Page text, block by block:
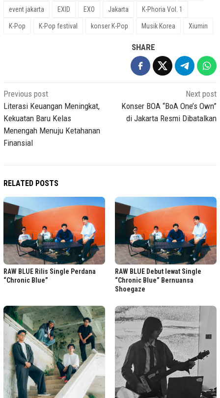
event jakarta EXID EXO Jakarta K-Phoria Vol. 1
K-Pop K-Pop festival konser K-Pop Musik Korea Xiumin
SHARE
Post
navigation
Previous post
Literasi Keuangan Meningkat,
Kekuatan Baru Kelas
Menengah Menuju Ketahanan
Finansial
Next post
Konser BOA “BoA One’s Own”
di Jakarta Resmi Dibatalkan
RELATED POSTS
RAW BLUE Rilis Single Perdana
“Chronic Blue”
RAW BLUE Debut lewat Single
“Chronic Blue” Bernuansa
Shoegaze